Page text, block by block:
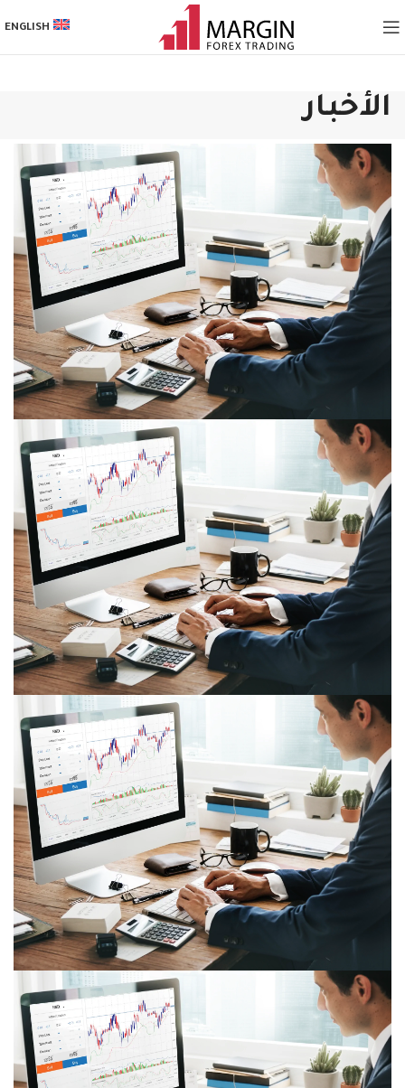
ENGLISH
الأخبار
الأخبار
التقويم الاقتصادي
تحليل إقتصادي